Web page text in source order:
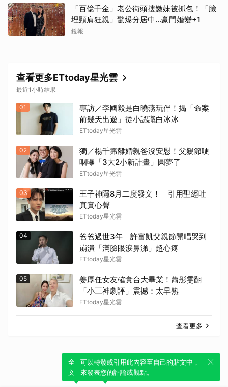
「百億千金」老公街頭摟嫩妹被抓包！「臉
埋頸肩狂親」驚爆分居中...豪門婚變+1
鏡報
查看更多ETtoday星光雲
最近1小時結果
01
專訪／李國毅是白曉燕玩伴！揭「命案
前幾天出遊」從小認識白冰冰
ETtoday星光雲
02
獨／楊千霈離婚親爸沒安慰！父親節哽
咽曝「3大2小新計畫」圓夢了
ETtoday星光雲
03
王子神隱8月二度發文！ 引用聖經吐
真實心聲
ETtoday星光雲
04
爸爸過世3年 許富凱父親節開唱哭到
崩潰「滿臉眼淚鼻涕」超心疼
ETtoday星光雲
05
姜厚任女友確實台大畢業！蕭彤雯翻
「小三神劇評」震撼：太早熟
ETtoday星光雲
查看更多
全新體驗！一鍵引用此內容，透過發布貼
文來輕鬆表達個人立場。
可以轉發或引用此內容至自己的貼文中，
來發表您的評論或觀點。